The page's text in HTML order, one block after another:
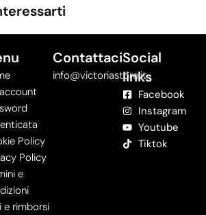
Policy
Policy
e
e rimborsi
Contattaci
info@victoriastore.it
Social
links
Facebook
Instagram
Youtube
Tiktok